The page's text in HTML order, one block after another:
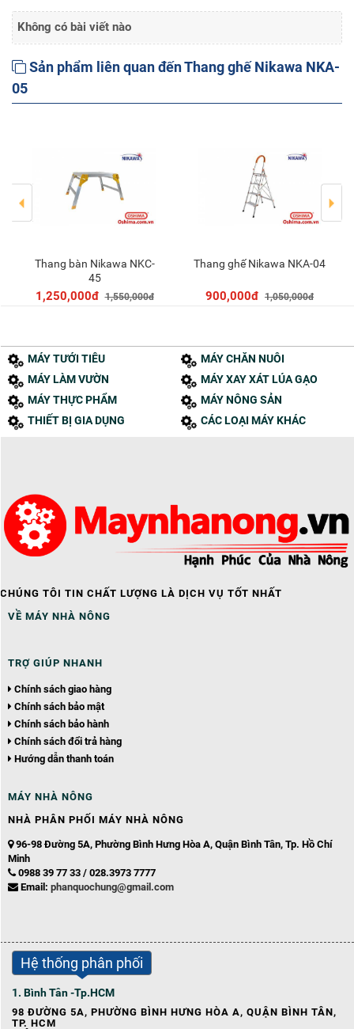
Không có bài viết nào
Sản phẩm liên quan đến Thang ghế Nikawa NKA-
05
Thêm vào giỏ
Thang bàn Nikawa NKC-
45
1,250,000đ 1,550,000đ
Thêm vào giỏ
Thang ghế Nikawa NKA-04
900,000đ 1,050,000đ
MÁY TƯỚI TIÊU
MÁY CHĂN NUÔI
MÁY LÀM VƯỜN
MÁY XAY XÁT LÚA GẠO
MÁY THỰC PHẨM
MÁY NÔNG SẢN
THIẾT BỊ GIA DỤNG
CÁC LOẠI MÁY KHÁC
CHÚNG TÔI TIN CHẤT LƯỢNG LÀ DỊCH VỤ TỐT NHẤT
VỀ MÁY NHÀ NÔNG
TRỢ GIÚP NHANH
Chính sách giao hàng
Chính sách bảo mật
Chính sách bảo hành
Chính sách đổi trả hàng
Hướng dẫn thanh toán
MÁY NHÀ NÔNG
NHÀ PHÂN PHỐI MÁY NHÀ NÔNG
96-98 Đường 5A, Phường Bình Hưng Hòa A, Quận Bình Tân, Tp. Hồ Chí
Minh
0988 39 77 33 / 028.3973 7777
Email: phanquochung@gmail.com
Hệ thống phân phối
1. Bình Tân -Tp.HCM
98 ĐƯỜNG 5A, PHƯỜNG BÌNH HƯNG HÒA A, QUẬN BÌNH TÂN,
TP. HCM